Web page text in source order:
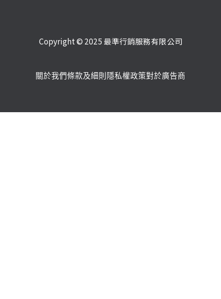
Copyright © 2025 最準行銷服務有限公司
關於我們條款及細則 隱私權政策對於廣告商